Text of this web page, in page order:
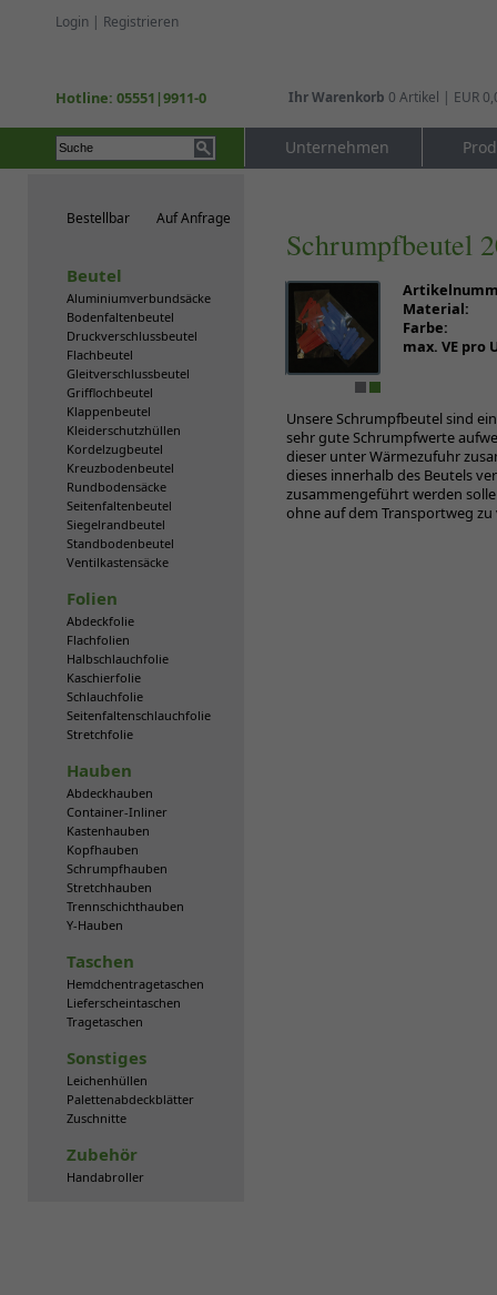
Login | Registrieren
Ihr Warenkorb 0 Artikel | EUR
Hotline: 05551|9911-0
Unternehmen
Bestellbar Auf Anfrage
Beutel
Aluminiumverbundsäcke
Bodenfaltenbeutel
Druckverschlussbeutel
Flachbeutel
Gleitverschlussbeutel
Grifflochbeutel
Klappenbeutel
Kleiderschutzhüllen
Kordelzugbeutel
Kreuzbodenbeutel
Rundbodensäcke
Seitenfaltenbeutel
Siegelrandbeutel
Standbodenbeutel
Ventilkastensäcke
Folien
Abdeckfolie
Flachfolien
Halbschlauchfolie
Kaschierfolie
Schlauchfolie
Seitenfaltenschlauchfolie
Stretchfolie
Hauben
Abdeckhauben
Container-Inliner
Kastenhauben
Kopfhauben
Schrumpfhauben
Stretchhauben
Trennschichthauben
Y-Hauben
Taschen
Hemdchentragetaschen
Lieferscheintaschen
Tragetaschen
Sonstiges
Leichenhüllen
Palettenabdeckblätter
Zuschnitte
Zubehör
Handabroller
Schrumpfbeutel
Material:
Farbe:
max. VE pro
Unsere Schrumpfbeutel sind
sehr gute Schrumpfwerte
dieser unter Wärmezufuhr
dieses innerhalb des Beutels
zusammengeführt werden
ohne auf dem Transportweg